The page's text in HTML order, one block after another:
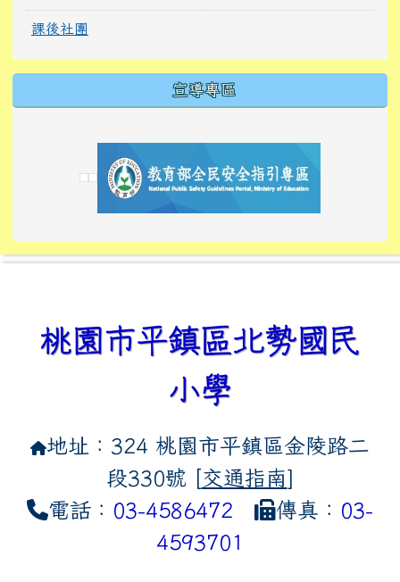
課後社團
宣導專區
link to https://
link to https://10000.gov.tw/
link to https://
link to https://10000.gov.tw/
link to https://
link to https://
link to https://i.win.org.tw/
link to https://
link to https://
link to https://
link to https://
桃園市平鎮區北勢國民
小學
地址：324 桃園市平鎮區金陵路二
段330號 [交通指南]
電話： 03-4586472 傳真： 03-
4593701